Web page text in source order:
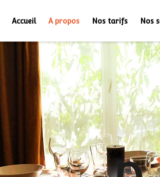
Accueil A propos Nos tarifs Nos